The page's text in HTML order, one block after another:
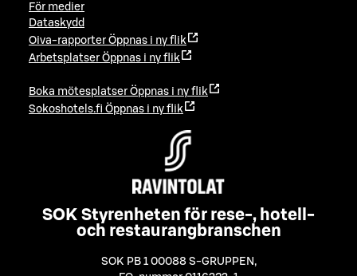
För medier
Dataskydd
Oiva-rapporter Öppnas i ny flik
Arbetsplatser Öppnas i ny flik
Boka mötesplatser Öppnas i ny flik
Sokoshotels.fi Öppnas i ny flik
SOK Styrenheten för rese-, hotell-
och restaurangbranschen
SOK PB 1 00088 S-GRUPPEN ,